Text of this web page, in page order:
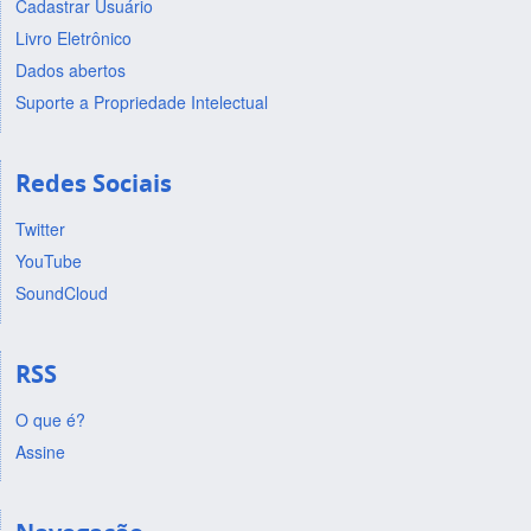
Cadastrar Usuário
Livro Eletrônico
Dados abertos
Suporte a Propriedade Intelectual
Redes Sociais
Twitter
YouTube
SoundCloud
RSS
O que é?
Assine